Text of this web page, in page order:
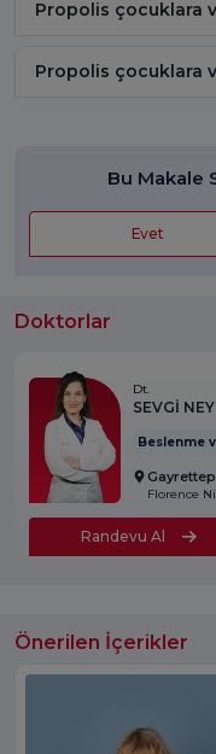
Propolis çocuklara
Propolis çocuklara
Bu Makale
Evet
Doktorlar
Dt.
SEVGİ
Beslenme
Randevu Al
Önerilen İçerikler